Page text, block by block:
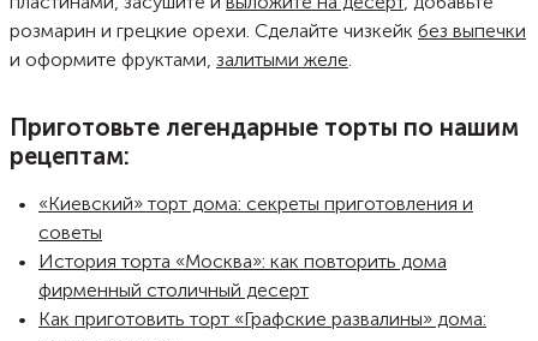
розмарин и грецкие орехи. Сделайте чизкейк без выпечки
и оформите фруктами, залитыми желе.
Приготовьте легендарные торты по нашим
рецептам:
«Киевский» торт дома: секреты приготовления и
советы
История торта «Москва»: как повторить дома
фирменный столичный десерт
Как приготовить торт «Графские развалины» дома: